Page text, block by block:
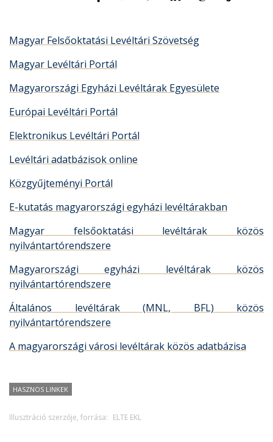
Magyar Felsőoktatási Levéltári Szövetség
Magyar Levéltári Portál
Magyarországi Egyházi Levéltárak Egyesülete
Európai Levéltári Portál
Elektronikus Levéltári Portál
Levéltári adatbázisok online
Közgyűjteményi Portál
E-kutatás magyarországi egyházi levéltárakban
Magyar felsőoktatási levéltárak közös
nyilvántartórendszere
Magyarországi egyházi levéltárak közös
nyilvántartórendszere
Általános levéltárak (MNL, BFL) közös
nyilvántartórendszere
A magyarországi városi levéltárak közös adatbázisa
HASZNOS LINKEK
Illusztráció szerzője, forrása: ELTE EKL